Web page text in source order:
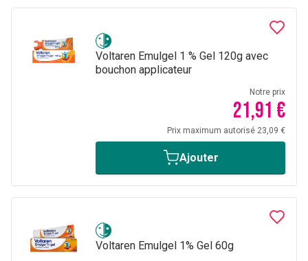
Voltaren Emulgel 1 % Gel 120g avec
bouchon applicateur
Notre prix
21,91 €
Prix maximum autorisé 23,09 €
Ajouter
Voltaren Emulgel 1% Gel 60g